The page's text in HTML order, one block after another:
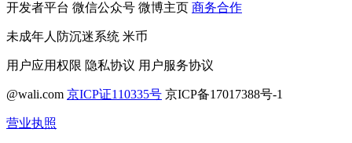
开发者平台 微信公众号 微博主页 商务合作
未成年人防沉迷系统 米币
用户应用权限 隐私协议 用户服务协议
@wali.com 京ICP证110335号 京ICP备17017388号-1
营业执照